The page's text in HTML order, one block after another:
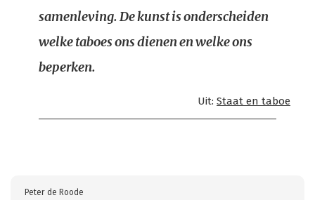
samenleving. De kunst is onderscheiden
welke taboes ons dienen en welke ons
beperken.
Uit: Staat en taboe
Peter de Roode